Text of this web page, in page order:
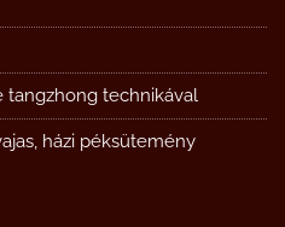
tangzhong technikával
házi péksütemény